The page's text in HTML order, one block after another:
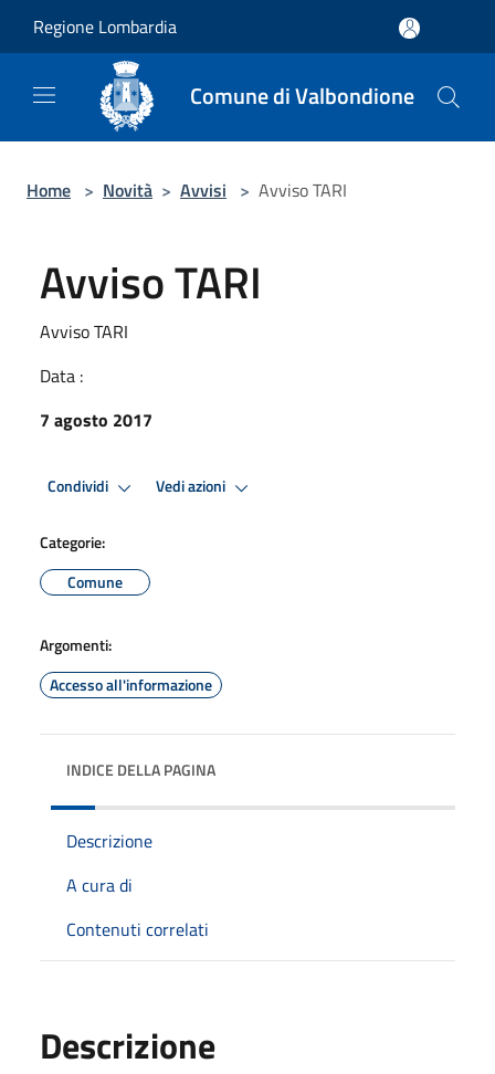
Regione Lombardia
Comune di Valbondione
Home > Novità > Avvisi > Avviso TARI
Avviso TARI
Avviso TARI
Data :
7 agosto 2017
Condividi Vedi azioni
Categorie:
Comune
Argomenti:
Accesso all'informazione
INDICE DELLA PAGINA
Descrizione
A cura di
Contenuti correlati
Descrizione